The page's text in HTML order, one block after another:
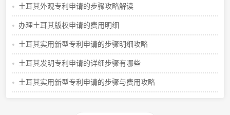
土耳其外观专利申请的步骤攻略解读
办理土耳其版权申请的费用明细
土耳其实用新型专利申请的步骤明细攻略
土耳其发明专利申请的详细步骤有哪些
土耳其实用新型专利申请的步骤与费用攻略